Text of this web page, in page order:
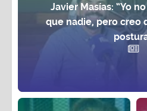
Javier Masías: “Yo
que nadie, pero creo